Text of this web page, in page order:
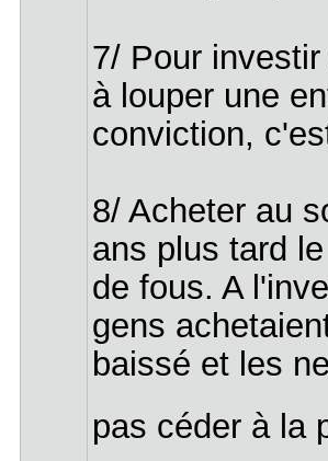
7/ Pour
à louper une
conviction,
8/ Acheter au
ans plus tard
de fous. A
gens
baissé et les
pas céder à la